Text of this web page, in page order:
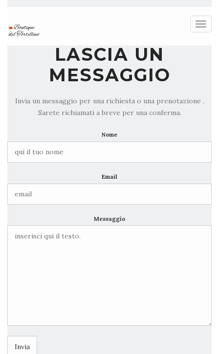
LASCIA UN
MESSAGGIO
Invia un messaggio per una richiesta o una prenotazione .
Sarete richiamati a breve per una conferma.
Nome
Email
Messaggio